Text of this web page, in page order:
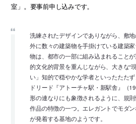
室」。要事前申し込みです。
洗練されたデザインでありながら、敷
外に数々の建築物を手掛けている建築
物は、都市の一部に組み込まれること
的文化的背景を重んじながら、大きな“
い」知的で穏やかな学者といったたた
ドリード『アトーチャ駅・新駅舎』（
形の連なりにも象徴されるように、規
作品の特徴の一つ。エレガントでモダ
が発着する基地のようです。